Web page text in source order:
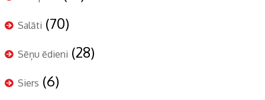
Salāti (70)
Sēņu ēdieni (28)
Siers (6)